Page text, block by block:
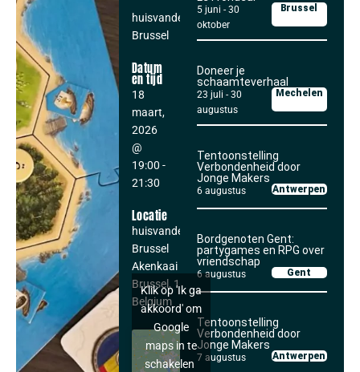
huisvandeMens
Brussel
Datum
en tijd
18
maart,
2026
@
19:00 -
21:30
Locatie
huisvandeMens
Brussel
Akenkaai 1
Brussel , 1000
Belgium
Klik op 'Ik ga
akkoord' om
Google
maps in te
schakelen
5 juni - 30
oktober
Brussel
Doneer je
schaamteverhaal
23 juli - 30
augustus
Mechelen
Tentoonstelling
Verbondenheid door
Jonge Makers
6 augustus Antwerpen
Bordgenoten Gent:
partygames en RPG over
vriendschap
6 augustus Gent
Tentoonstelling
Verbondenheid door
Jonge Makers
7 augustus Antwerpen